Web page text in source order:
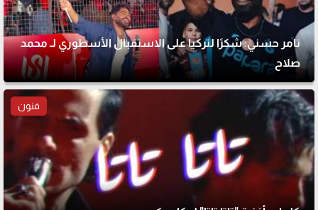
تامر حسني: شكرًا لتركيا على الاستقبال الأسطوري لـ محمد
صلاح
فنون